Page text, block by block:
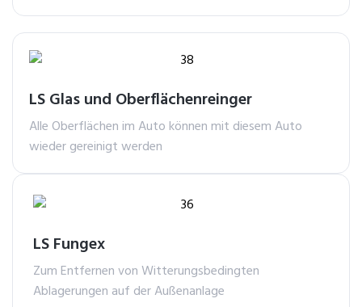
LS Glas und Oberflächenreinger
Alle Oberflächen im Auto können mit diesem Auto
wieder gereinigt werden
LS Fungex
Zum Entfernen von Witterungsbedingten
Ablagerungen auf der Außenanlage